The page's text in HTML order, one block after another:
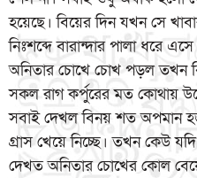
হয়েছে। বিয়ের দিন যখন সে
নিঃশব্দে বারান্দার পালা ধরে
অনিতার চোখে চোখ পড়ল তখন
সকল রাগ কর্পুরের মত কোথায়
সবাই দেখল বিনয় শত অপমান
গ্রাস খেয়ে নিচ্ছে। তখন কেউ
দেখত অনিতার চোখের কোল